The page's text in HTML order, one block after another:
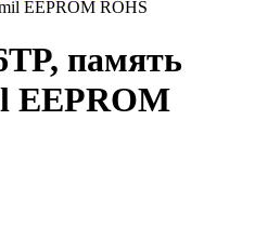
EEPROM ROHS
память
EEPROM